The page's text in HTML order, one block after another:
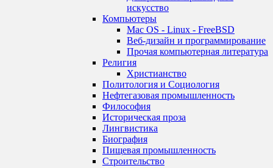
искусство
Компьютеры
Mac OS - Linux - FreeBSD
Веб-дизайн и программирование
Прочая компьютерная литература
Религия
Христианство
Политология и Социология
Нефтегазовая промышленность
Философия
Историческая проза
Лингвистика
Биография
Пищевая промышленность
Строительство